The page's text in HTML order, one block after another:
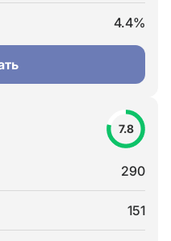
4.4%
7.8
290
151